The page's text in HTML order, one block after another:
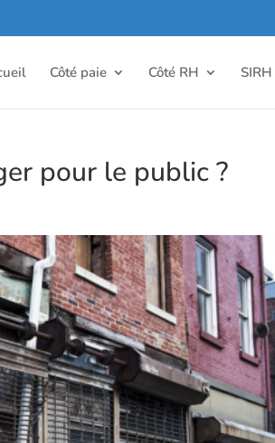
Côté paie Côté RH SIRH
pour le public ?